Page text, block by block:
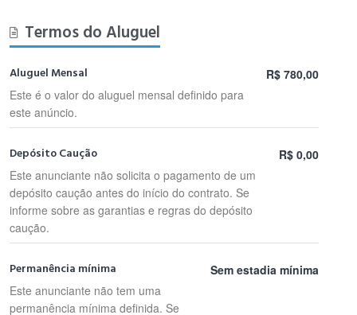
Termos do Aluguel
Aluguel Mensal
Este é o valor do aluguel mensal definido para
este anúncio.
R$ 780,00
Depósito Caução
Este anunciante não solicita o pagamento de um
depósito caução antes do início do contrato. Se
informe sobre as garantias e regras do depósito
caução.
R$ 0,00
Permanência mínima
Este anunciante não tem uma
permanência mínima definida. Se
Sem estadia mínima